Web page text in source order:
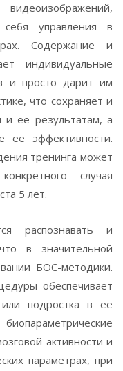
управления в
Содержание и
индивидуальные
и просто дарит им
что сохраняет и
и ее результатам, а
ее эффективности.
тренинга может
случая
5 лет.
распознавать и
в значительной
БОС-методики.
обеспечивает
подростка в ее
активности и
параметрах, при